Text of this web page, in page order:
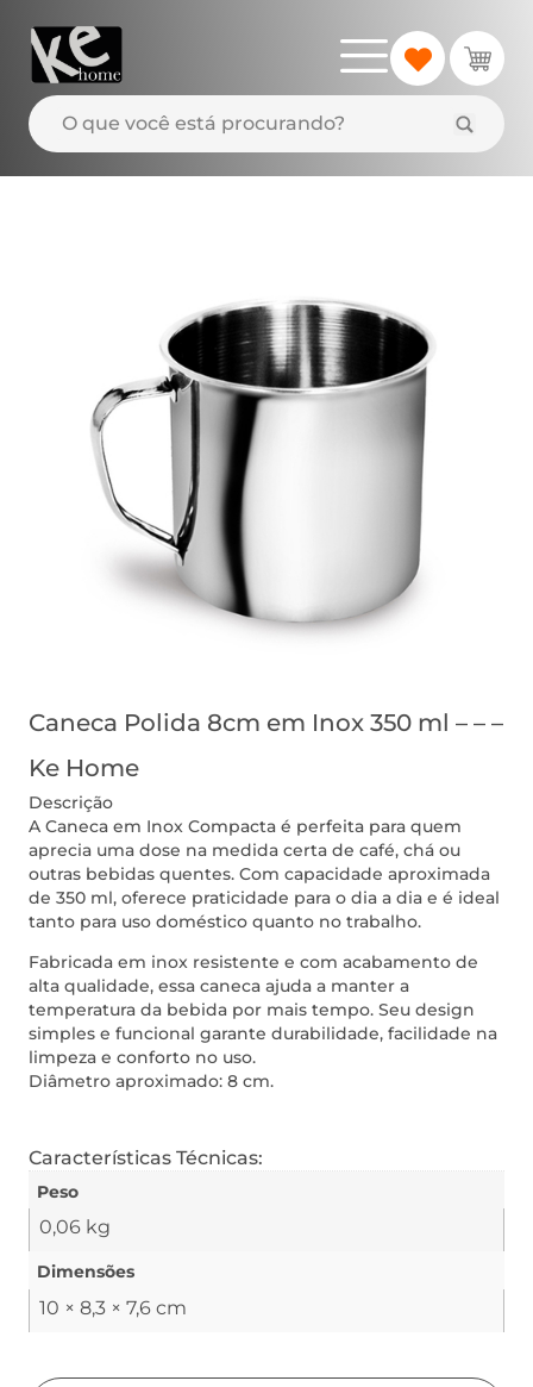
Caneca Polida 8cm em Inox 350 ml – – –
Ke Home
Descrição
A Caneca em Inox Compacta é perfeita para quem
aprecia uma dose na medida certa de café, chá ou
outras bebidas quentes. Com capacidade aproximada
de 350 ml, oferece praticidade para o dia a dia e é ideal
tanto para uso doméstico quanto no trabalho.
Fabricada em inox resistente e com acabamento de
alta qualidade, essa caneca ajuda a manter a
temperatura da bebida por mais tempo. Seu design
simples e funcional garante durabilidade, facilidade na
limpeza e conforto no uso.
Diâmetro aproximado: 8 cm.
Características Técnicas:
Peso
0,06 kg
Dimensões
10 × 8,3 × 7,6 cm